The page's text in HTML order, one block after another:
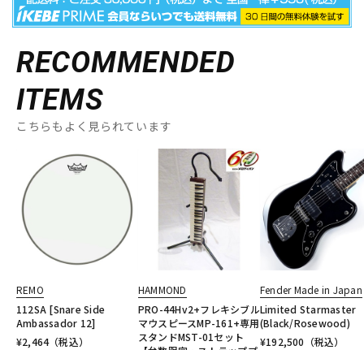
RECOMMENDED
ITEMS
こちらもよく見られています
REMO
112SA [Snare Side
Ambassador 12]
¥2,464（税込）
HAMMOND
PRO-44Hv2+フレキシブル
マウスピースMP-161+専用
スタンドMST-01セット
Fender Made in Japan
Limited Starmaster
(Black/Rosewood)
¥192,500 （税込）